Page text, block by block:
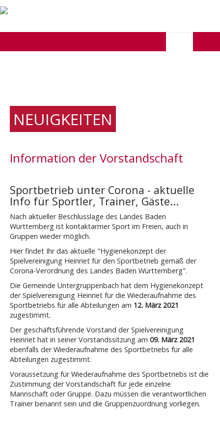
NEUIGKEITEN
Information der Vorstandschaft
Sportbetrieb unter Corona - aktuelle
Info für Sportler, Trainer, Gäste...
Nach aktueller Beschlusslage des Landes Baden
Württemberg ist kontaktarmer Sport im Freien, auch in
Gruppen wieder möglich.
Hier findet Ihr das aktuelle "Hygienekonzept der
Spielvereinigung Heinriet für den Sportbetrieb gemäß der
Corona-Verordnung des Landes Baden Württemberg".
Die Gemeinde Untergruppenbach hat dem Hygienekonzept
der Spielvereinigung Heinriet für die Wiederaufnahme des
Sportbetriebs für alle Abteilungen am 12. März 2021
zugestimmt.
Der geschäftsführende Vorstand der Spielvereinigung
Heinriet hat in seiner Vorstandssitzung am 09. März 2021
ebenfalls der Wiederaufnahme des Sportbetriebs für alle
Abteilungen zugestimmt.
Voraussetzung für Wiederaufnahme des Sportbetriebs ist die
Zustimmung der Vorstandschaft für jede einzelne
Mannschaft oder Gruppe. Dazu müssen die verantwortlichen
Trainer benannt sein und die Gruppenzuordnung vorliegen.